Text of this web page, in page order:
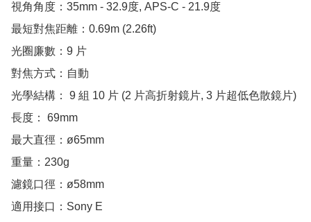
視角角度：35mm - 32.9度, APS-C - 21.9度
最短對焦距離：0.69m (2.26ft)
光圈廉數：9 片
對焦方式：自動
光學結構： 9 組 10 片 (2 片高折射鏡片, 3 片超低色散鏡片)
長度： 69mm
最大直徑：ø65mm
重量：230g
濾鏡口徑：ø58mm
適用接口：Sony E